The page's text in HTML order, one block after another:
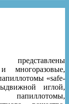
и многоразовые,
«safe-
иглой,